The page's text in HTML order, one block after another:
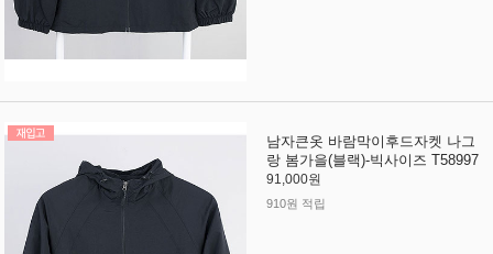
남자큰옷 바람막이후드자켓 나그
랑 봄가을(블랙)-빅사이즈 T58997
91,000원
910원 적립